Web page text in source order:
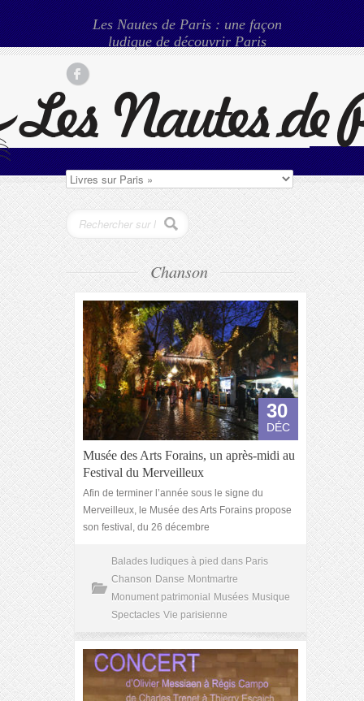
Les Nautes de Paris : une façon
ludique de découvrir Paris
Chanson
30
DÉC
Musée des Arts Forains, un après-midi au
Festival du Merveilleux
Afin de terminer l’année sous le signe du
Merveilleux, le Musée des Arts Forains propose
son festival, du 26 décembre
Balades ludiques à pied dans Paris
Chanson Danse Montmartre
Monument patrimonial
Musées Musique
Spectacles Vie parisienne